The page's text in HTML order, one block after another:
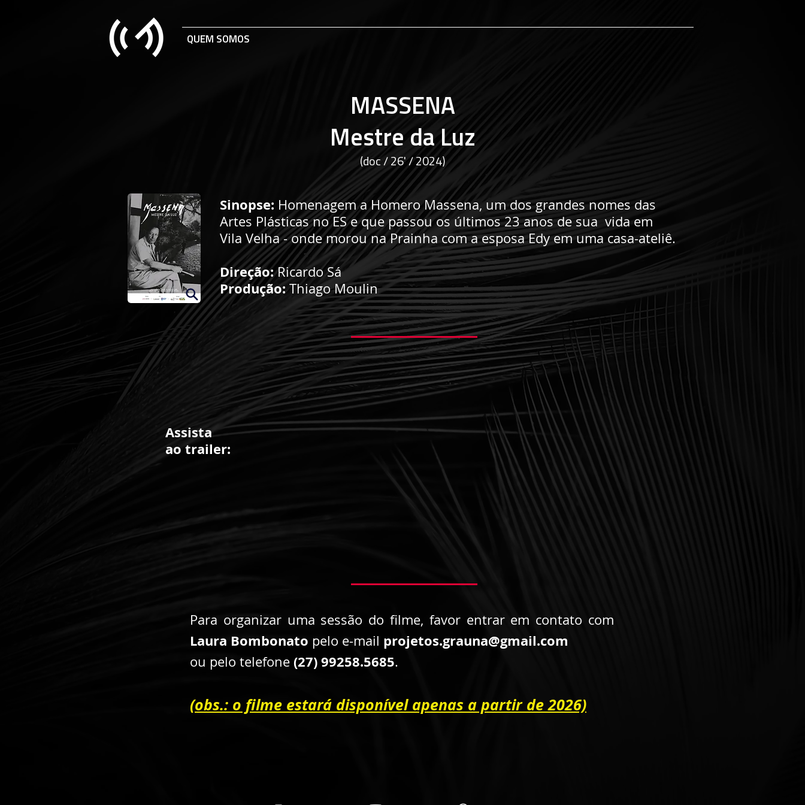
QUEM SOMOS
MASSENA
Mestre da Luz
(doc / 26' / 2024)
Sinopse: Homenagem a Homero Massena, um dos grandes nomes das
Artes Plásticas no ES e que passou os últimos 23 anos de sua vida em
Vila Velha - onde morou na Prainha com a esposa Edy em uma casa-ateliê.
Direção:Ricardo Sá
Produção:Thiago Moulin
Assista
ao trailer:
Para organizar uma sessão do filme, favor entrar em contato com
Laura Bombonato pelo e-mail projetos.grauna@gmail.com
ou pelo telefone (27) 99258.5685.
(obs.: o filme estará disponível apenas a partir de 2026)